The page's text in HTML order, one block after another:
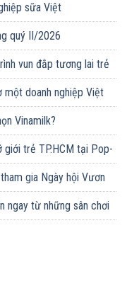
sữa Việt
quý II/2026
vun đắp tương lai trẻ
một doanh nghiệp Việt
Vinamilk?
trẻ TP.HCM tại Pop-
gia Ngày hội Vươn
ngay từ những sân chơi